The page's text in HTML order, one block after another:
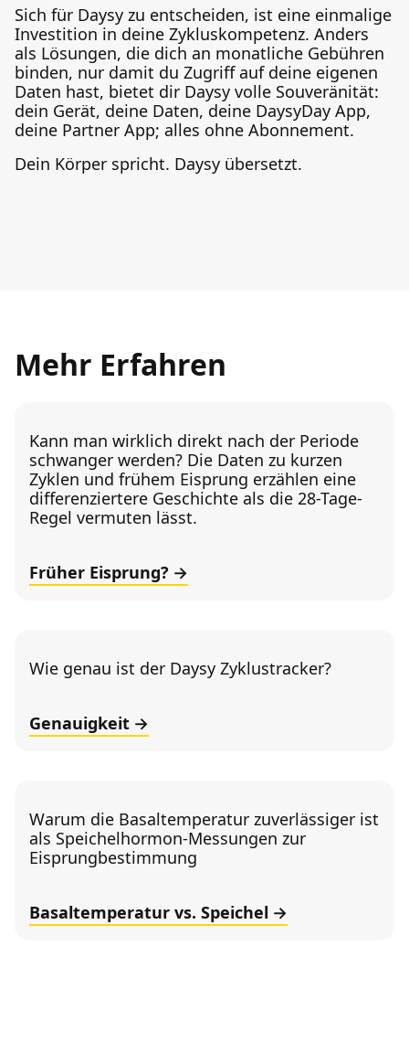
Sich für Daysy zu entscheiden, ist eine einmalige
Investition in deine Zykluskompetenz. Anders
als Lösungen, die dich an monatliche Gebühren
binden, nur damit du Zugriff auf deine eigenen
Daten hast, bietet dir Daysy volle Souveränität:
dein Gerät, deine Daten, deine DaysyDay App,
deine Partner App; alles ohne Abonnement.
Dein Körper spricht. Daysy übersetzt.
Mehr Erfahren
Kann man wirklich direkt nach der Periode
schwanger werden? Die Daten zu kurzen
Zyklen und frühem Eisprung erzählen eine
differenziertere Geschichte als die 28-Tage-
Regel vermuten lässt.
Früher Eisprung?
Wie genau ist der Daysy Zyklustracker?
Genauigkeit
Warum die Basaltemperatur zuverlässiger ist
als Speichelhormon-Messungen zur
Eisprungbestimmung
Basaltemperatur vs. Speichel